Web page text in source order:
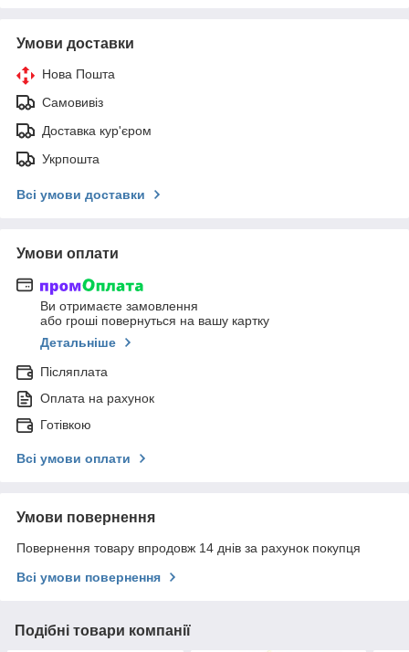
Умови доставки
Нова Пошта
Самовивіз
Доставка кур'єром
Укрпошта
Всі умови доставки
Умови оплати
Ви отримаєте замовлення
або гроші повернуться на вашу картку
Детальніше
Післяплата
Оплата на рахунок
Готівкою
Всі умови оплати
Умови повернення
Повернення товару впродовж 14 днів за рахунок покупця
Всі умови повернення
Подібні товари компанії